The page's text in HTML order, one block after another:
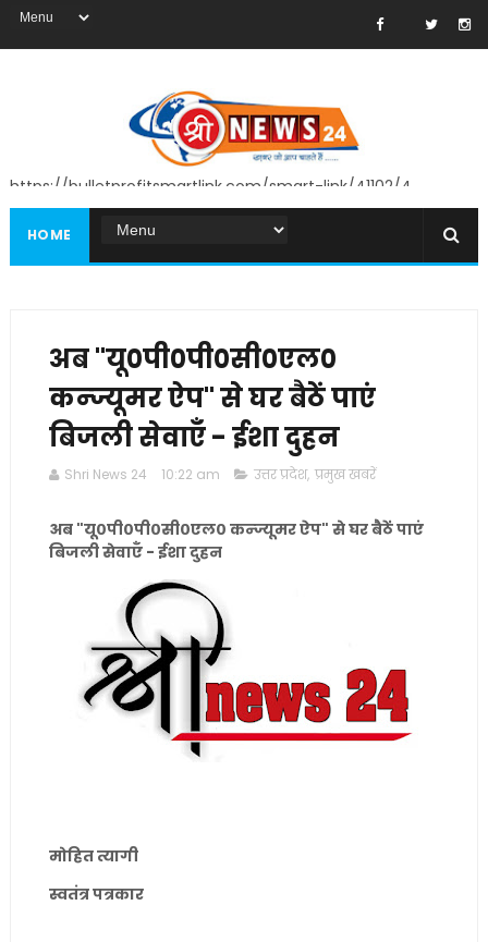
https://bulletprofitsmartlink.com/smart-link/41102/4
HOME
अब "यू०पी०पी०सी०एल०
कन्ज्यूमर ऐप" से घर बैठें पाएं
बिजली सेवाएँ - ईशा दुहन
Shri News 24 10:22 am उत्तर प्रदेश, प्रमुख खबरें
अब "यू०पी०पी०सी०एल० कन्ज्यूमर ऐप" से घर बैठें पाएं
बिजली सेवाएँ - ईशा दुहन
मोहित त्यागी
स्वतंत्र पत्रकार